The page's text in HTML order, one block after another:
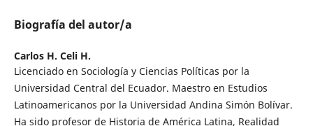
Biografía del autor/a
Carlos H. Celi H.
Licenciado en Sociología y Ciencias Políticas por la
Universidad Central del Ecuador. Maestro en Estudios
Latinoamericanos por la Universidad Andina Simón Bolívar.
Ha sido profesor de Historia de América Latina, Realidad